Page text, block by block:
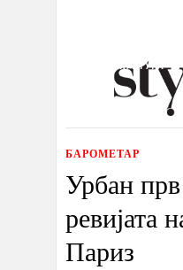
КУЛТУРА
ИЗЛОГ
БАРОМЕТАР
Урбан
ревијата
Париз